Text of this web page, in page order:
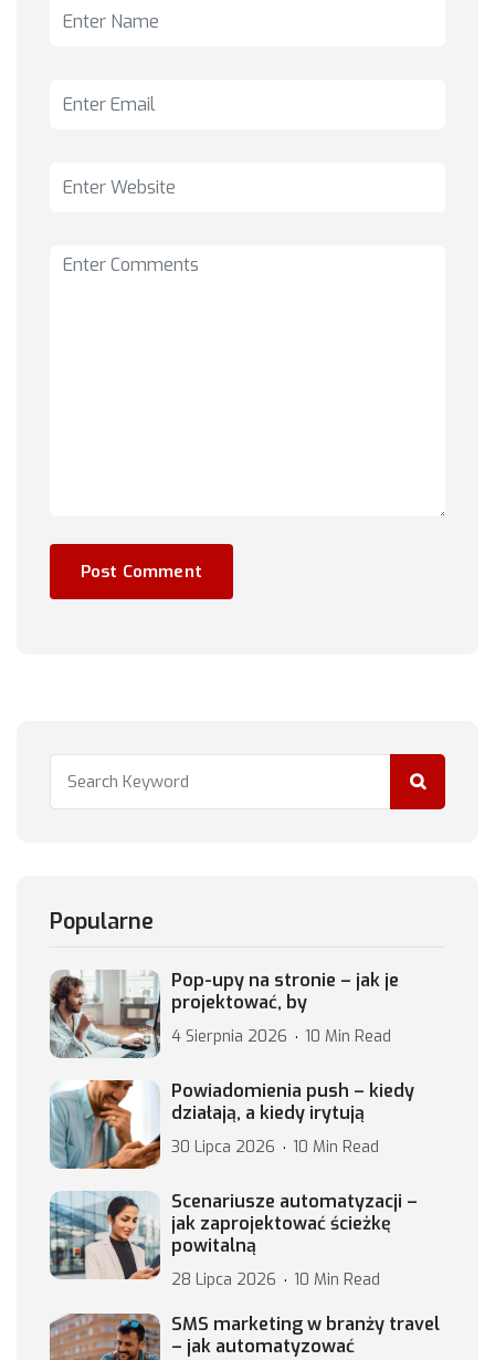
Popularne
Pop-upy na stronie – jak je
projektować, by
4 Sierpnia 2026 10 Min Read
Powiadomienia push – kiedy
działają, a kiedy irytują
30 Lipca 2026 10 Min Read
Scenariusze automatyzacji –
jak zaprojektować ścieżkę
powitalną
28 Lipca 2026 10 Min Read
SMS marketing w branży travel
– jak automatyzować